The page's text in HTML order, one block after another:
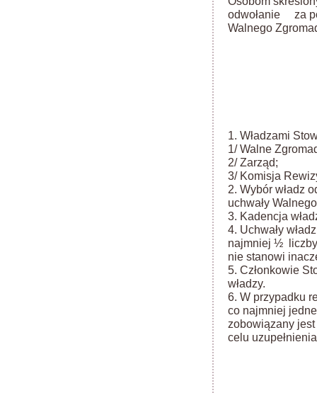
odwołanie za
Walnego
1. Władzami
1/ Walne
2/ Zarząd;
3/ Komisja
2. Wybór władz
uchwały
3. Kadencja
4. Uchwały
najmniej ½ liczby
nie stanowi
5. Członkowie
władzy.
6. W przypadku
co najmniej
zobowiązany
celu